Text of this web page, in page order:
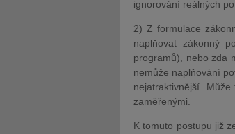
ignorování reálných
2) Z formulace
naplňovat zákonný
programů), nebo zda
nemůže naplňování
nejatraktivnější.
zaměřenými.
K tomuto postupu již